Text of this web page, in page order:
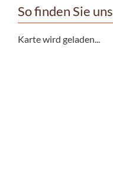
So finden Sie uns
Karte wird geladen...